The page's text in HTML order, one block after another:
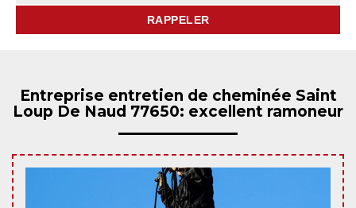
Entreprise entretien de cheminée Saint
Loup De Naud 77650: excellent ramoneur